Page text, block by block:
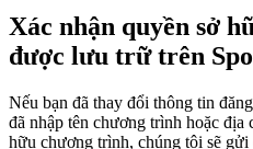
Xác nhận quyền sở
được lưu trữ trên
Nếu bạn đã thay đổi thông tin
đã nhập tên chương trình hoặc
hữu chương trình, chúng tôi sẽ